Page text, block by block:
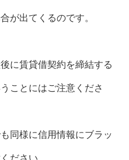
が出てくるのです。
に賃貸借契約を締結する
ことにはご注意くださ
同様に信用情報にブラッ
ださい。